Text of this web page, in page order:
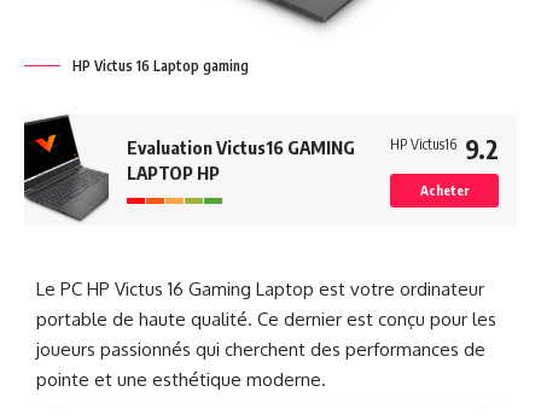
HP Victus 16 Laptop gaming
Evaluation Victus16 GAMING
LAPTOP​ HP
HP Victus16 9.2
Acheter
Le PC HP Victus 16 Gaming Laptop est votre ordinateur
portable de haute qualité. Ce dernier est conçu pour les
joueurs passionnés qui cherchent des performances de
pointe et une esthétique moderne.